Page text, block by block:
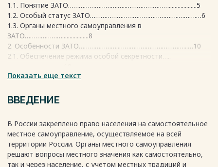
1.1. Понятие ЗАТО……………………….…..……………………...................5
1.2. Особый статус ЗАТО…………………………………………..……….…6
1.3. Органы местного самоуправления в
ЗАТО…………………..................8
2. Особенности ЗАТО…………………..………………………………...…10
2.1. Обеспечение режима особой секретности…..
2.2. Взаимоотношения ЗАТО с федеральным центром и
РФ..........................................................................................................17
2.3. Гарантии прав человека и гражданина в ЗАТО………...…....
3. Проблема открытия закрытых городов……..
………................................22
Заключение……………...………………………………………………….….…24
Список использованной литературы………………………..
Показать еще текст
ВВЕДЕНИЕ
В России закреплено право населения на самостоятельное
местное самоуправление, осуществляемое на всей
территории России. Органы местного самоуправления
решают вопросы местного значения как самостоятельно,
так и через население, с учетом местных традиций и